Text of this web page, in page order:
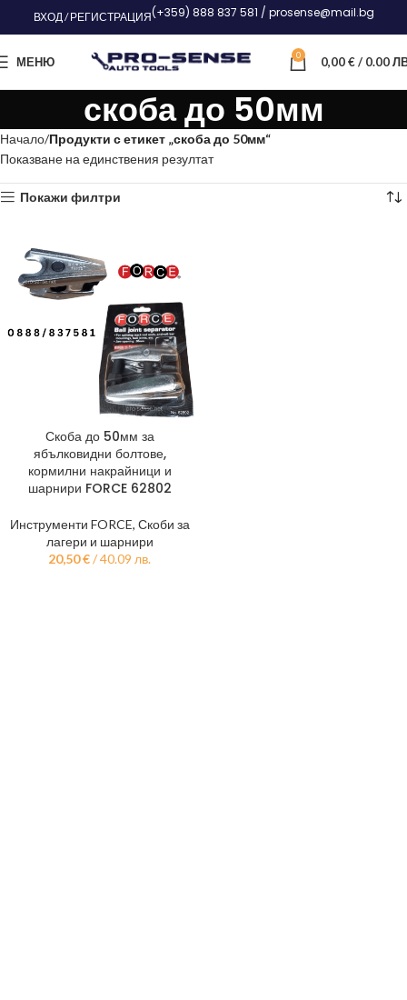
ВХОД / РЕГИСТРАЦИЯ(+359) 888 837 581 / prosense@mail.bg
МЕНЮ 0 0,00€/ 0.00
скоба до 50мм
Начало Продукти с етикет „скоба до 50мм“
Показване на единствения резултат
Покажи филтри
Скоба до 50мм за
ябълковидни болтове,
кормилни накрайници и
шарнири FORCE 62802
Инструменти FORCE, Скоби за
лагери и шарнири
20,50€/ 40.09 лв.